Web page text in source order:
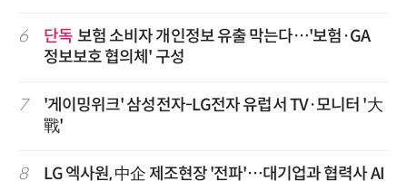
6 단독 보험 소비자 개인정보 유출 막는다…'보험·GA
정보보호 협의체' 구성
7
'게이밍위크' 삼성전자-LG전자 유럽서 TV·모니터 '大
戰'
8
LG 엑사원, 中企 제조현장 '전파'…대기업과 협력사 AI